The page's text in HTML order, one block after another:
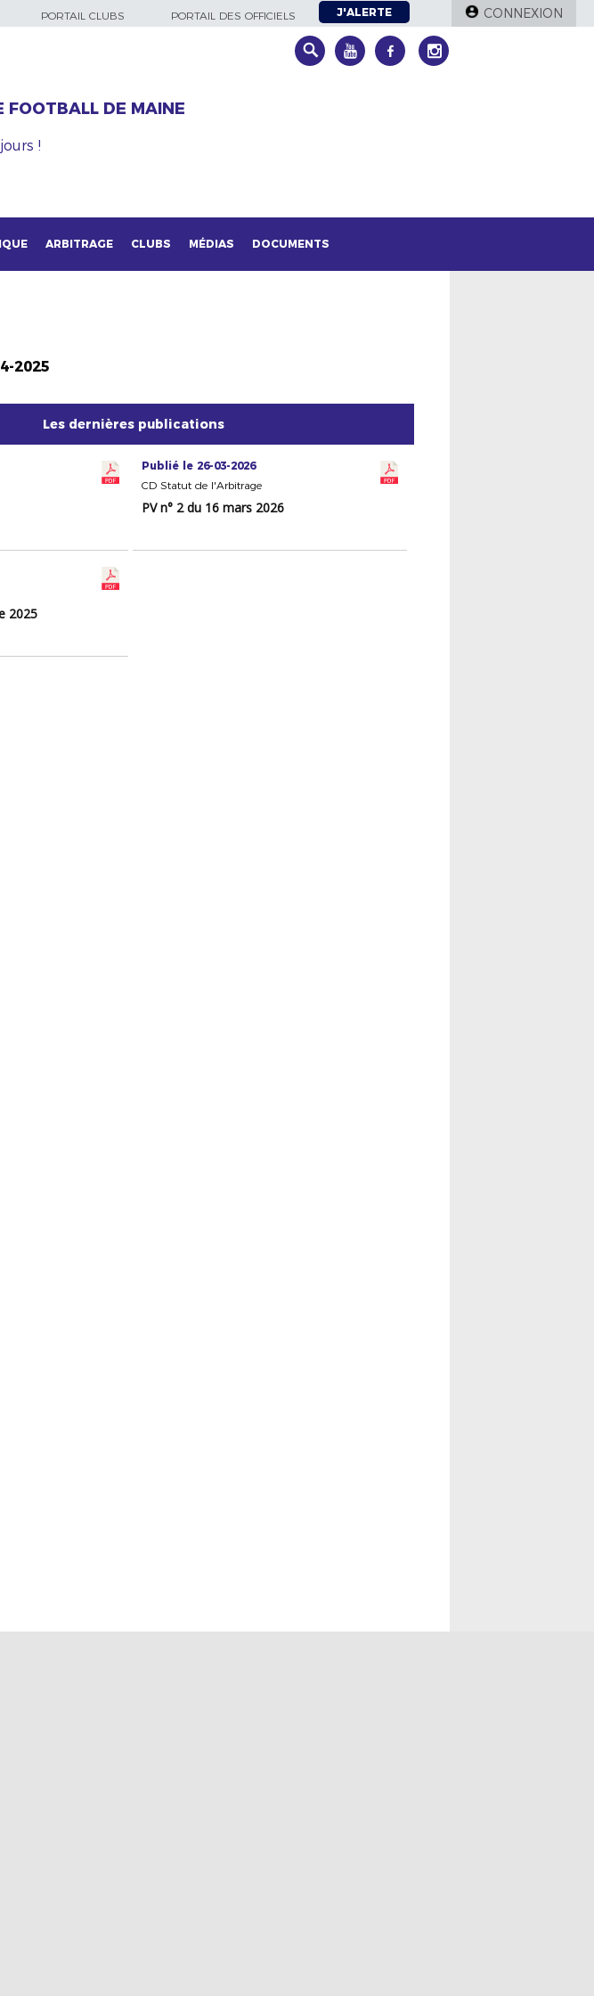
PORTAIL CLUBS PORTAIL DES OFFICIELS J'ALERTE CONNEXION
FOOTBALL DE MAINE
!
ARBITRAGE CLUBS MÉDIAS DOCUMENTS
2025
Les dernières publications
Publié le 26-03-2026
CD Statut de l'Arbitrage
PV n° 2 du 16 mars 2026
2025